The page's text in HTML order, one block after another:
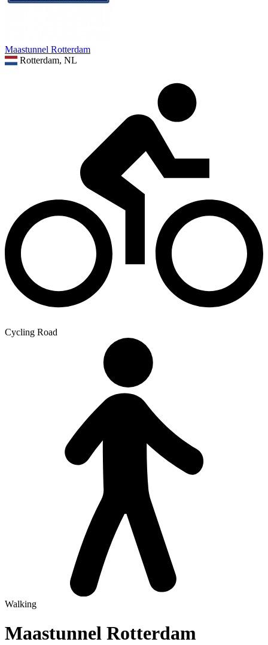
Maastunnel Rotterdam
Rotterdam, NL
Cycling Road
Walking
Maastunnel Rotterdam